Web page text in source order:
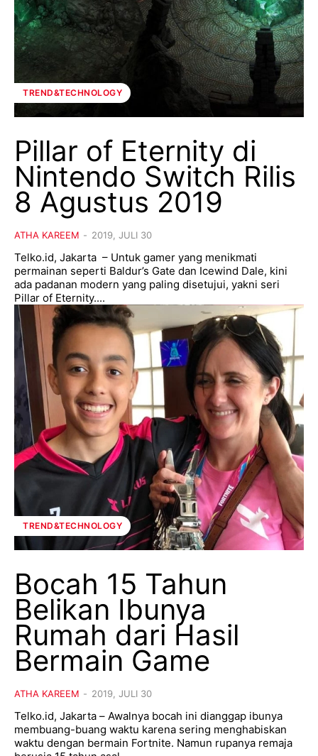
TREND&TECHNOLOGY
Pillar of Eternity di
Nintendo Switch Rilis
8 Agustus 2019
ATHA KAREEM - 2019, JULI 30
Telko.id, Jakarta – Untuk gamer yang menikmati
permainan seperti Baldur’s Gate dan Icewind Dale, kini
ada padanan modern yang paling disetujui, yakni seri
Pillar of Eternity....
TREND&TECHNOLOGY
Bocah 15 Tahun
Belikan Ibunya
Rumah dari Hasil
Bermain Game
ATHA KAREEM - 2019, JULI 30
Telko.id, Jakarta – Awalnya bocah ini dianggap ibunya
membuang-buang waktu karena sering menghabiskan
waktu dengan bermain Fortnite. Namun rupanya remaja